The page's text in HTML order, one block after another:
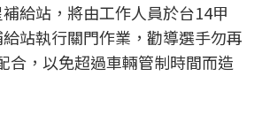
給站，將由工作人員於台14甲
站執行關門作業，勸導選手勿再
合，以免超過車輛管制時間而造